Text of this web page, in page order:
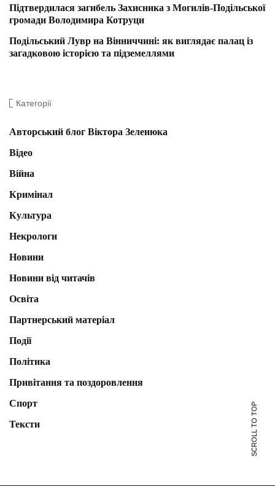
Підтвердилася загибель Захисника з Могилів-Подільської
громади Володимира Котруци
Подільський Лувр на Вінниччині: як виглядає палац із
загадковою історією та підземеллями
Категорії
Авторський блог Віктора Зеленюка
Відео
Війна
Кримінал
Культура
Некрологи
Новини
Новини від читачів
Освіта
Партнерський матеріал
Події
Політика
Привітання та поздоровлення
Спорт
Тексти
SCROLL TO TOP